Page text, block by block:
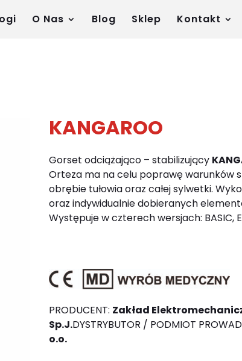
O Nas Blog Sklep Kontakt
KANGAROO
Gorset odciążająco – stabilizujący
Orteza ma na celu poprawę warunków
obrębie tułowia oraz całej sylwetki.
oraz indywidualnie dobieranych
Występuje w czterech wersjach: BASIC,
PRODUCENT: Zakład
Sp.J.DYSTRYBUTOR / PODMIOT
o.o.